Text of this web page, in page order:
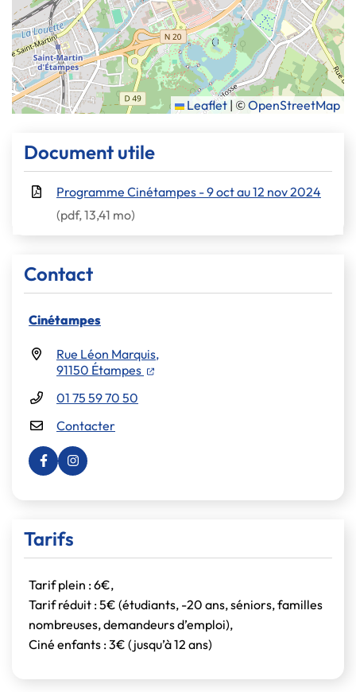
Leaflet | ©OpenStreetMap
Informations complémentaires
Document utile
Programme Cinétampes - 9 oct au 12 nov 2024
(pdf, 13,41 mo)
Contact
Cinétampes
Rue Léon Marquis,
91150 Étampes
(ouverture dans un nouvel onglet)
01 75 59 70 50
Contacter
Visiter la page Facebook (nouvelle fenêtre)
Visiter la page Instagram (nouvelle fenêtre)
Tarifs
Tarif plein : 6€,
Tarif réduit : 5€ (étudiants, -20 ans, séniors, familles
nombreuses, demandeurs d’emploi),
Ciné enfants : 3€ (jusqu’à 12 ans)